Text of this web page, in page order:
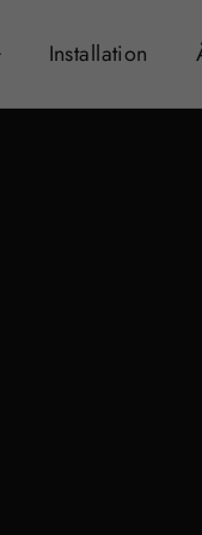
Installation